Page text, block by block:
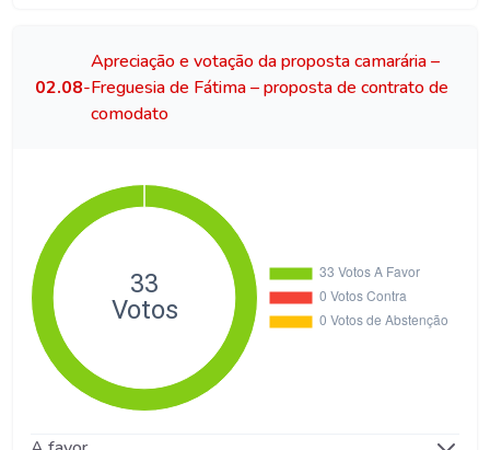
02.08-
Apreciação e votação da proposta camarária –
Freguesia de Fátima – proposta de contrato de
comodato